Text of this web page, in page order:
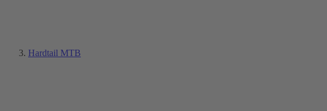
Hardtail MTB